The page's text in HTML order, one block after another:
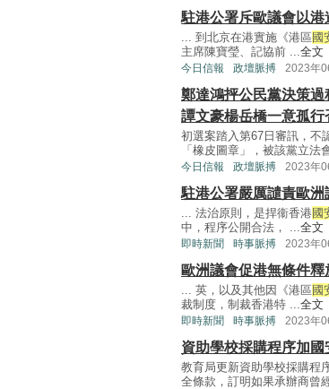
駐港公署斥歐議會以港
... 到北京在港實施《港區 國
主席陳寶瑩、記協前 ...全文
今日信報 政壇脈搏 2023年
鄭達鴻抨公民黨決策過
譚文豪楊岳橋一意孤行
初選案踏入第67日審訊，不
「橡皮圖章」，被該黨立法
今日信報 政壇脈搏 2023年
駐港公署嚴厲譴責歐
... 法治原則，是捍衞香港國
中，程序公開合法， ...全文
即時新聞 時事脈搏 2023年
歐洲議會促港無條件
... 英，以及其他因《港區 國
裁制度，制裁香港特 ...全文
即時新聞 時事脈搏 2023年
資助學校採購程序加
教育局更新資助學校採購程
全條款，訂明如果承辦商曾